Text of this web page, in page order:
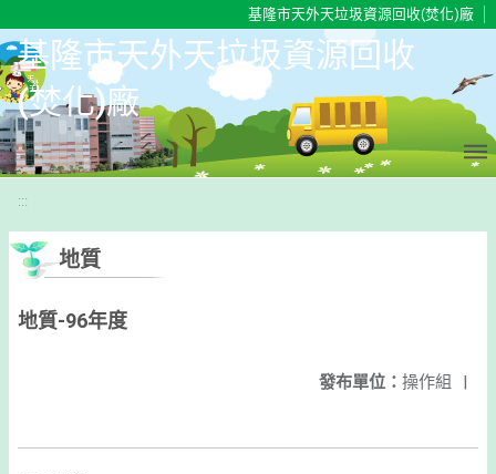
基隆市天外天垃圾資源回收(焚化)廠
基隆市天外天垃圾資源回收
(焚化)廠
:::
地質
地質-96年度
發布單位： 操作組 |